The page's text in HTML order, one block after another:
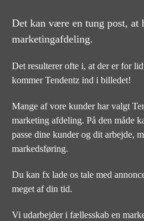
Det kan være en tung post, at
marketingafdeling.
Det resulterer ofte i, at der er for
kommer Tendentz ind i billedet!
Mange af vore kunder har valgt
marketing afdeling. På den måde
passe dine kunder og dit arbejde,
markedsføring.
Du kan fx lade os tale med
meget af din tid.
Vi udarbejder i fællesskab en